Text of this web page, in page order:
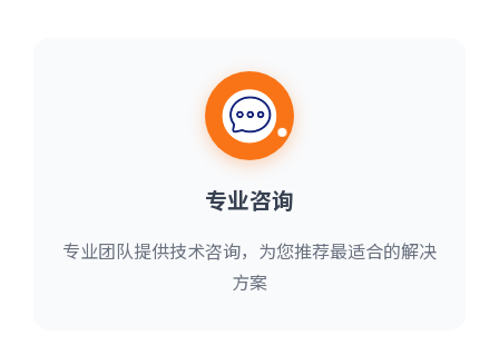
专业咨询
专业团队提供技术咨询，为您推荐最适合的解决
方案